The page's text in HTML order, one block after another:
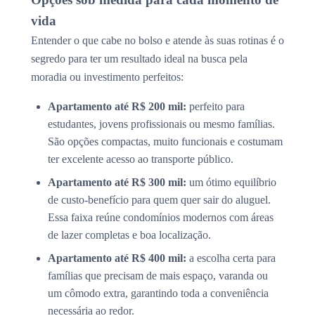
vida
Entender o que cabe no bolso e atende às suas rotinas é o
segredo para ter um resultado ideal na busca pela
moradia ou investimento perfeitos:
Apartamento até R$ 200 mil: perfeito para
estudantes, jovens profissionais ou mesmo famílias.
São opções compactas, muito funcionais e costumam
ter excelente acesso ao transporte público.
Apartamento até R$ 300 mil: um ótimo equilíbrio
de custo-benefício para quem quer sair do aluguel.
Essa faixa reúne condomínios modernos com áreas
de lazer completas e boa localização.
Apartamento até R$ 400 mil: a escolha certa para
famílias que precisam de mais espaço, varanda ou
um cômodo extra, garantindo toda a conveniência
necessária ao redor.